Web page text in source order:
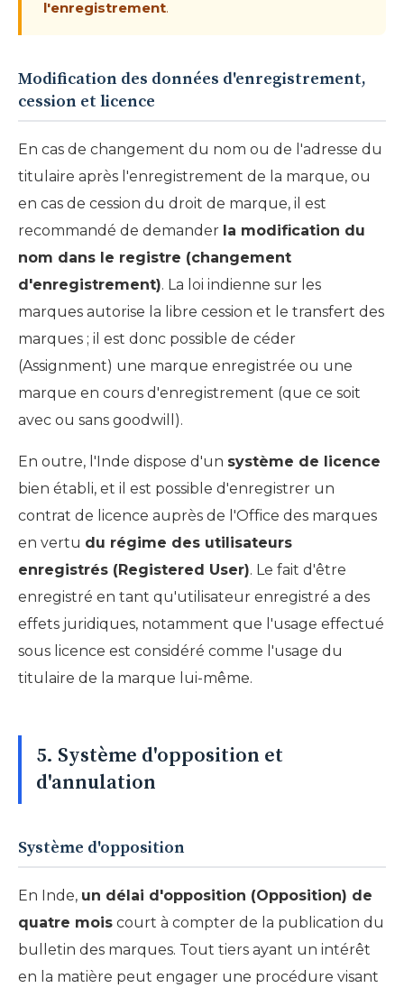
l'enregistrement.
Modification des données d'enregistrement,
cession et licence
En cas de changement du nom ou de l'adresse du
titulaire après l'enregistrement de la marque, ou
en cas de cession du droit de marque, il est
recommandé de demander la modification du
nom dans le registre (changement
d'enregistrement). La loi indienne sur les
marques autorise la libre cession et le transfert des
marques ; il est donc possible de céder
(Assignment) une marque enregistrée ou une
marque en cours d'enregistrement (que ce soit
avec ou sans goodwill).
En outre, l'Inde dispose d'un système de licence
bien établi, et il est possible d'enregistrer un
contrat de licence auprès de l'Office des marques
en vertu du régime des utilisateurs
enregistrés (Registered User). Le fait d'être
enregistré en tant qu'utilisateur enregistré a des
effets juridiques, notamment que l'usage effectué
sous licence est considéré comme l'usage du
titulaire de la marque lui-même.
5. Système d'opposition et
d'annulation
Système d'opposition
En Inde, un délai d'opposition (Opposition) de
quatre mois court à compter de la publication du
bulletin des marques. Tout tiers ayant un intérêt
en la matière peut engager une procédure visant